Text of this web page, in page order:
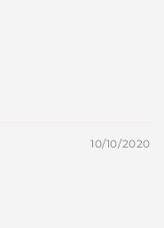
10/10/2020